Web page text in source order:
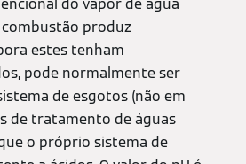
do vapor de água
produz
estes tenham
pode normalmente ser
de esgotos (não em
de tratamento de águas
o próprio sistema de